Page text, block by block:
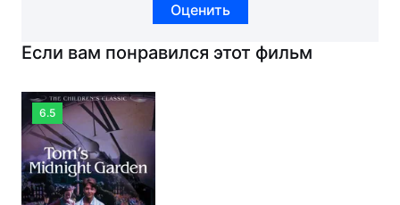
Оценить
Если вам понравился этот фильм
6.5